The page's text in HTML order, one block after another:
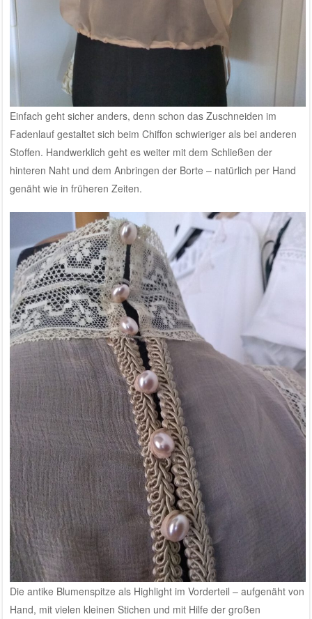
Einfach geht sicher anders, denn schon das Zuschneiden im
Fadenlauf gestaltet sich beim Chiffon schwieriger als bei anderen
Stoffen. Handwerklich geht es weiter mit dem Schließen der
hinteren Naht und dem Anbringen der Borte – natürlich per Hand
genäht wie in früheren Zeiten.
Die antike Blumenspitze als Highlight im Vorderteil – aufgenäht von
Hand, mit vielen kleinen Stichen und mit Hilfe der großen